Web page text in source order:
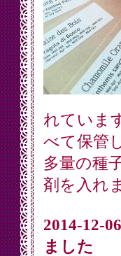
れていま
べて保管
多量の種
剤を入れ
2014-12-
ました